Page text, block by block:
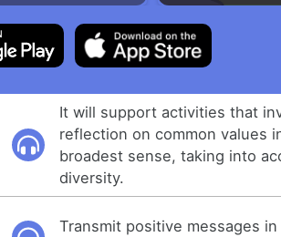
It will support activities that
reflection on common values
broadest sense, taking into
diversity.
Transmit positive messages